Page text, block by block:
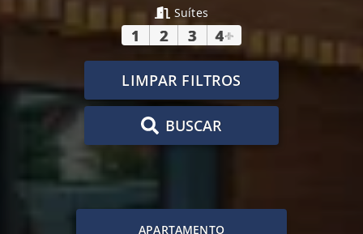
Suítes
1 2 3 4+
LIMPAR FILTROS
BUSCAR
APARTAMENTO